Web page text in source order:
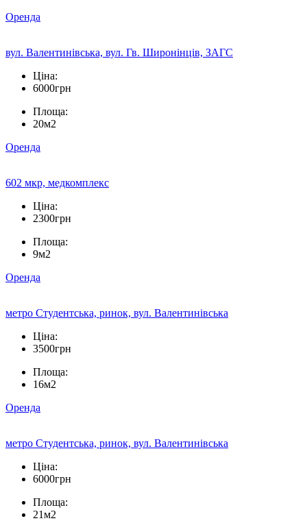
Оренда
вул. Валентинівська, вул. Гв. Широнінців, ЗАГС
Ціна:
6000грн
Площа:
20м2
Оренда
602 мкр, медкомплекс
Ціна:
2300грн
Площа:
9м2
Оренда
метро Студентська, ринок, вул. Валентинівська
Ціна:
3500грн
Площа:
16м2
Оренда
метро Студентська, ринок, вул. Валентинівська
Ціна:
6000грн
Площа:
21м2